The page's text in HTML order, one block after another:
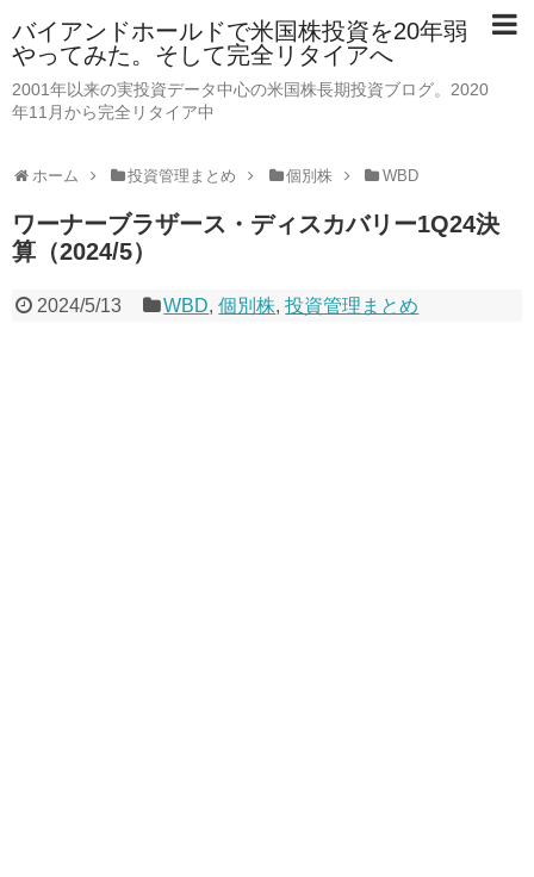
バイアンドホールドで米国株投資を20年弱
やってみた。そして完全リタイアへ
2001年以来の実投資データ中心の米国株長期投資ブログ。2020
年11月から完全リタイア中
ホーム 投資管理まとめ 個別株 WBD
ワーナーブラザース・ディスカバリー1Q24決
算（2024/5）
2024/5/13 WBD,個別株,投資管理まとめ